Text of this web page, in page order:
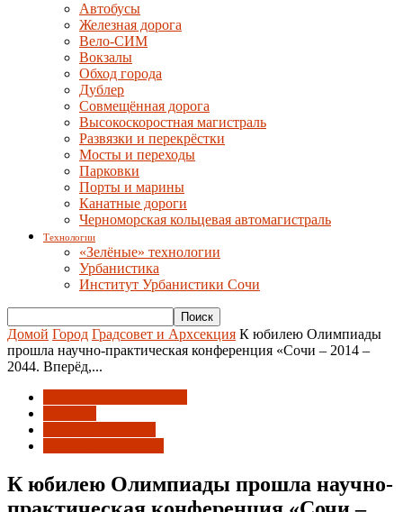
Автобусы
Железная дорога
Вело-СИМ
Вокзалы
Обход города
Дублер
Совмещённая дорога
Высокоскоростная магистраль
Развязки и перекрёстки
Мосты и переходы
Парковки
Порты и марины
Канатные дороги
Черноморская кольцевая автомагистраль
Технологии
«Зелёные» технологии
Урбанистика
Институт Урбанистики Сочи
Домой Город Градсовет и Архсекция К юбилею Олимпиады
прошла научно-практическая конференция «Сочи – 2014 –
2044. Вперёд,...
К юбилею Олимпиады прошла научно-